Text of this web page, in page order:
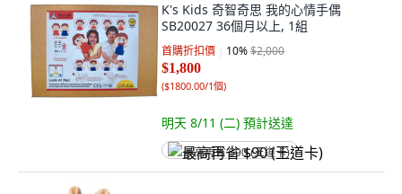
K's Kids 奇智奇思 我的心情手偶
SB20027 36個月以上, 1組
首購折扣價 10%$2,000
$1,800
($1800.00/1個)
明天 8/11 (二) 預計送達
最高再省 $90 (王道卡)